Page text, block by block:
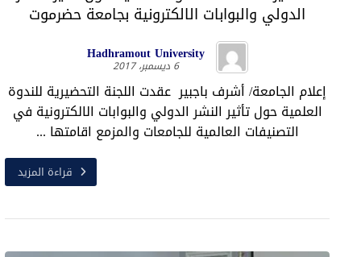
الدولي والبوابات الالكترونية بجامعة حضرموت
Hadhramout University
6 ديسمبر، 2017
إعلام الجامعة/ أشرف باجبير عقدت اللجنة التحضيرية للندوة
العلمية حول تأثير النشر الدولي والبوابات الالكترونية في
التصنيفات العالمية للجامعات والمزمع اقامتها ...
قراءة المزيد